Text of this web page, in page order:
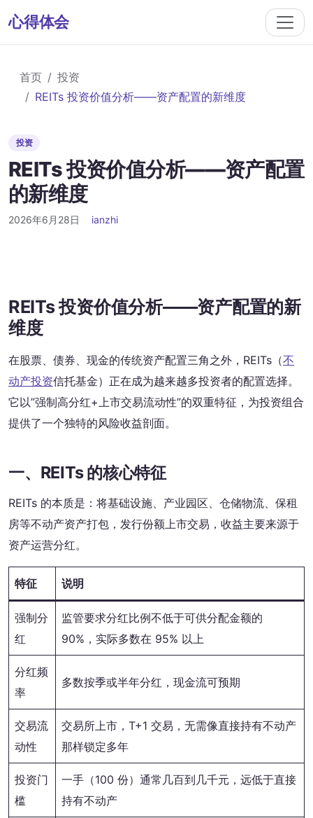
心得体会
首页
投资
REITs 投资价值分析——资产配置的新维度
投资
REITs 投资价值分析——资产配置
的新维度
2026年6月28日 ianzhi
REITs 投资价值分析——资产配置的新
维度
在股票、债券、现金的传统资产配置三角之外，REITs（不
动产投资信托基金）正在成为越来越多投资者的配置选择。
它以”强制高分红+上市交易流动性”的双重特征，为投资组合
提供了一个独特的风险收益剖面。
一、REITs 的核心特征
REITs 的本质是：将基础设施、产业园区、仓储物流、保租
房等不动产资产打包，发行份额上市交易，收益主要来源于
资产运营分红。
特征 说明
强制分
红
监管要求分红比例不低于可供分配金额的
90%，实际多数在 95% 以上
分红频
率
多数按季或半年分红，现金流可预期
交易流
动性
交易所上市，T+1 交易，无需像直接持有不动产
那样锁定多年
投资门
槛
一手（100 份）通常几百到几千元，远低于直接
持有不动产